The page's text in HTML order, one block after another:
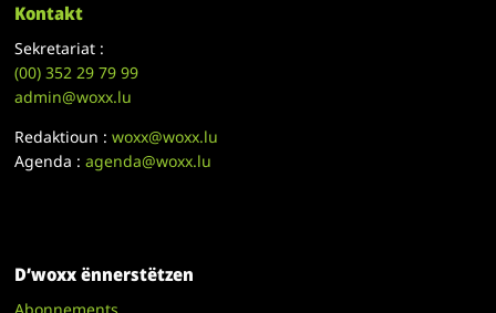
Kontakt
Sekretariat :
(00)352 29 79 99
admin@woxx.lu
Redaktioun :woxx@woxx.lu
Agenda :agenda@woxx.lu
D’woxx ënnerstëtzen